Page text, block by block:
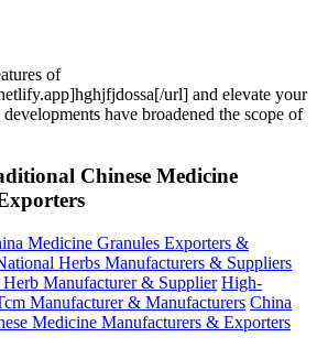
of
url] and elevate your
have broadened the scope of
Chinese Medicine
Medicine Granules Exporters &
Herbs Manufacturers & Suppliers
Manufacturer & Supplier High-
Manufacturer & Manufacturers China
Medicine Manufacturers & Exporters